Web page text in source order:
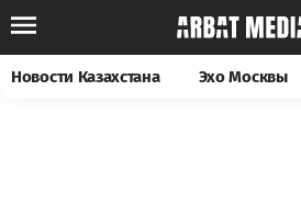
Новости Казахстана Эхо Москвы